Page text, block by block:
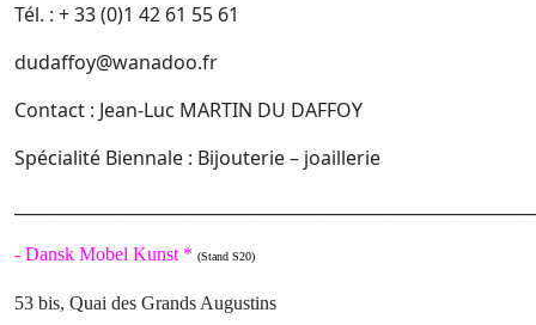
Tél. : + 33 (0)1 42 61 55 61
dudaffoy@wanadoo.fr
Contact : Jean-Luc MARTIN DU DAFFOY
Spécialité Biennale : Bijouterie – joaillerie
- Dansk Mobel Kunst * (Stand S20)
53 bis, Quai des Grands Augustins